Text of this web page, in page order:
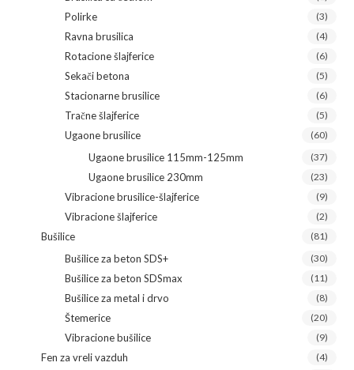
Polirke (3)
Ravna brusilica (4)
Rotacione šlajferice (6)
Sekači betona (5)
Stacionarne brusilice (6)
Tračne šlajferice (5)
Ugaone brusilice (60)
Ugaone brusilice 115mm-125mm (37)
Ugaone brusilice 230mm (23)
Vibracione brusilice-šlajferice (9)
Vibracione šlajferice (2)
Bušilice (81)
Bušilice za beton SDS+ (30)
Bušilice za beton SDSmax (11)
Bušilice za metal i drvo (8)
Štemerice (20)
Vibracione bušilice (9)
Fen za vreli vazduh (4)